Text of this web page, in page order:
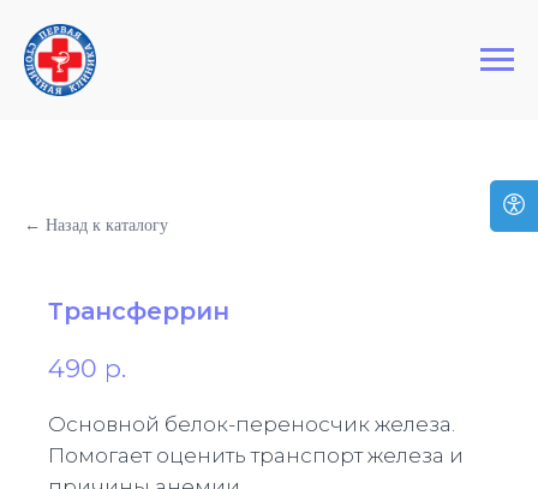
Первая Столичная Клиника
← Назад к каталогу
Трансферрин
490 р.
Основной белок-переносчик железа.
Помогает оценить транспорт железа и